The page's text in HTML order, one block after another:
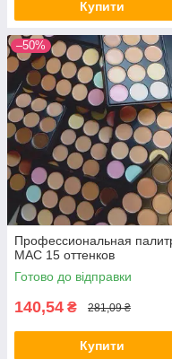
Приваблива
наші
Купити
–50%
Профессиональная
МАС 15 оттенков
Готово до відправки
140,54 ₴ 281,09 ₴
Купити